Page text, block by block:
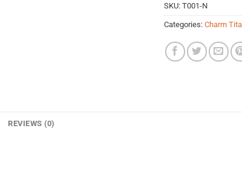
SKU: T001-N
Categories: Charm
REVIEWS (0)